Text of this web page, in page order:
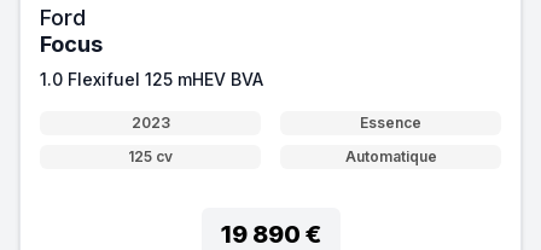
Ford
Focus
1.0 Flexifuel 125 mHEV BVA
2023
Essence
125 cv
Automatique
19 890 €